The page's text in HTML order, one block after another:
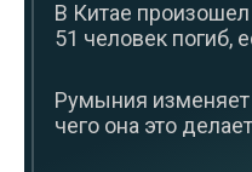
В Китае
51 человек погиб,
Румыния
чего она это делает